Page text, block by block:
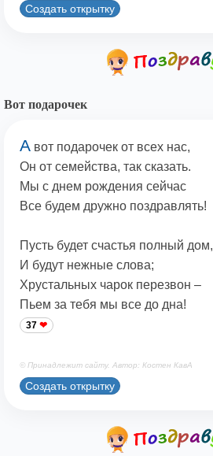
Создать открытку
Вот подарочек
А вот подарочек от всех нас,
Он от семейства, так сказать.
Мы с днем рождения сейчас
Все будем дружно поздравлять!
Пусть будет счастья полный дом,
И будут нежные слова;
Хрустальных чарок перезвон –
Пьем за тебя мы все до дна!
37
© Принадлежит сайту. Автор: Костен КавА
Создать открытку